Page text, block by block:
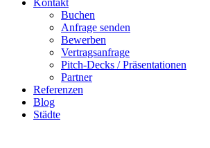
Kontakt
Buchen
Anfrage senden
Bewerben
Vertragsanfrage
Pitch-Decks / Präsentationen
Partner
Referenzen
Blog
Städte